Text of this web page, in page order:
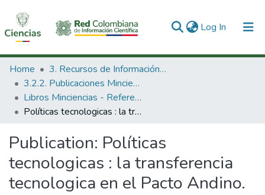
Log In (current)
Communities & Collections
All of DSpace
Statistics
Home
3. Recursos de Información Científica y Tecnológica
3.2.2. Publicaciones Minciencias
Libros Minciencias - Referenciales
Políticas tecnologicas : la transferencia tecnologica en el Pacto Andino.
Publication: Políticas
tecnologicas : la transferencia
tecnologica en el Pacto Andino.